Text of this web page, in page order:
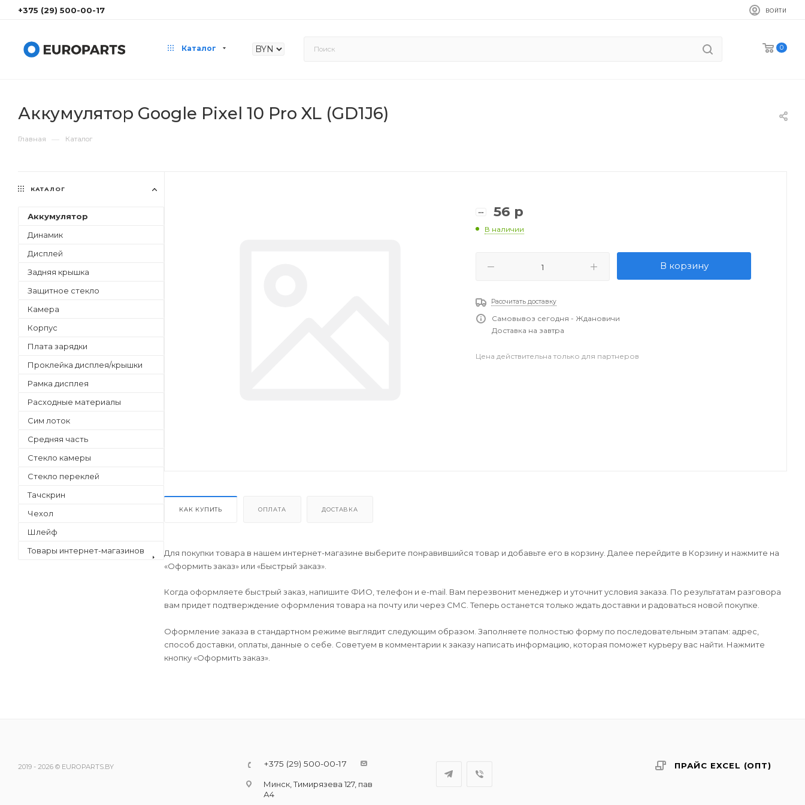
+375 (29) 500-00-17 ВОЙТИ
Каталог 0
Аккумулятор Google Pixel 10 Pro XL (GD1J6)
Главная — Каталог
56 р
В наличии
В корзину
Рассчитать доставку
Самовывоз сегодня - Ждановичи
Доставка на завтра
Цена действительна только для партнеров
КАК КУПИТЬ ОПЛАТА ДОСТАВКА
Для покупки товара в нашем интернет-магазине выберите понравившийся товар и добавьте его в корзину. Далее перейдите в Корзину и нажмите на
«Оформить заказ» или «Быстрый заказ».
Когда оформляете быстрый заказ, напишите ФИО, телефон и e-mail. Вам перезвонит менеджер и уточнит условия заказа. По результатам разговора
вам придет подтверждение оформления товара на почту или через СМС. Теперь останется только ждать доставки и радоваться новой покупке.
Оформление заказа в стандартном режиме выглядит следующим образом. Заполняете полностью форму по последовательным этапам: адрес,
способ доставки, оплаты, данные о себе. Советуем в комментарии к заказу написать информацию, которая поможет курьеру вас найти. Нажмите
кнопку «Оформить заказ».
КАТАЛОГ
Аккумулятор
Динамик
Дисплей
Задняя крышка
Защитное стекло
Камера
Корпус
Плата зарядки
Проклейка дисплея/крышки
Рамка дисплея
Расходные материалы
Сим лоток
Средняя часть
Стекло камеры
Стекло переклей
Тачскрин
Чехол
Шлейф
Товары интернет-магазинов
2019 - 2026 © EUROPARTS.BY +375 (29) 500-00-17
Минск, Тимирязева 127, пав
А4
ПРАЙС EXCEL (ОПТ)